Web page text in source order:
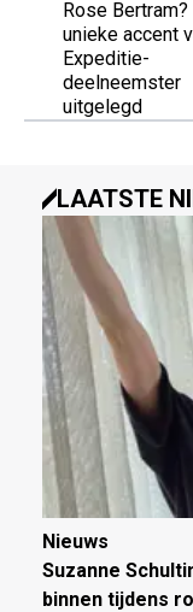
Rose
unieke accent
Expeditie-
deelneemster
uitgelegd
LAATSTE
Nieuws
Suzanne
binnen tijdens